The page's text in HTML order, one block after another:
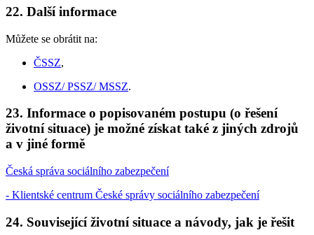
22. Další informace
Můžete se obrátit na:
ČSSZ,
OSSZ/ PSSZ/ MSSZ.
23. Informace o popisovaném postupu (o řešení
životní situace) je možné získat také z jiných zdrojů
a v jiné formě
Česká správa sociálního zabezpečení
- Klientské centrum České správy sociálního zabezpečení
24. Související životní situace a návody, jak je řešit